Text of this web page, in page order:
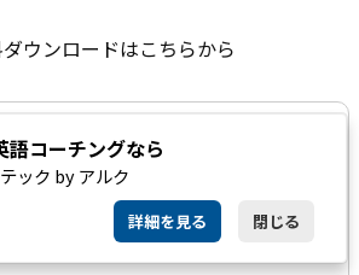
ウンロードはこちらから
語コーチングなら
ック by アルク
詳細を見る 閉じる